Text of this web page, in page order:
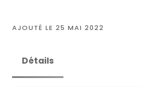
AJOUTÉ LE 25 MAI 2022
Détails